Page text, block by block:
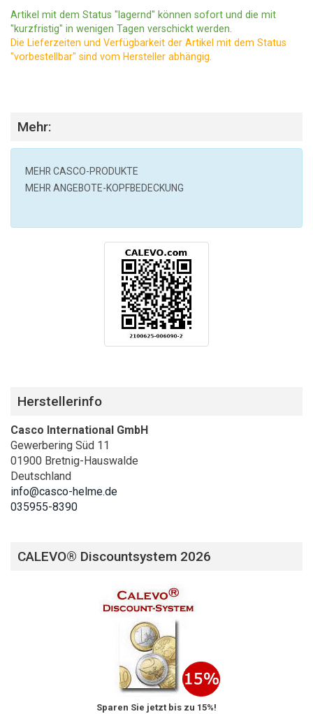
Artikel mit dem Status "lagernd" können sofort und die mit
"kurzfristig" in wenigen Tagen verschickt werden.
Die Lieferzeiten und Verfügbarkeit der Artikel mit dem Status
"vorbestellbar" sind vom Hersteller abhängig.
Mehr:
MEHR CASCO-PRODUKTE
MEHR ANGEBOTE-KOPFBEDECKUNG
Herstellerinfo
Casco International GmbH
Gewerbering Süd 11
01900 Bretnig-Hauswalde
Deutschland
info@casco-helme.de
035955-8390
CALEVO® Discountsystem 2026
Sparen Sie jetzt bis zu 15%!